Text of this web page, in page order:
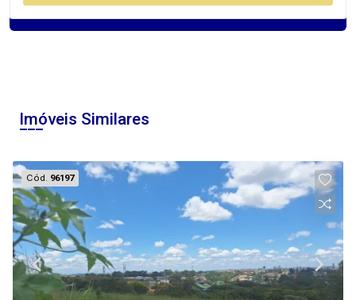
Imóveis Similares
Cód. 96197